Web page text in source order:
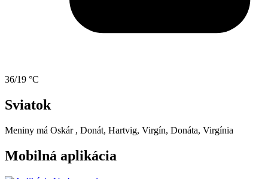
36/19 °C
Sviatok
Meniny má Oskár , Donát, Hartvig, Virgín, Donáta, Virgínia
Mobilná aplikácia